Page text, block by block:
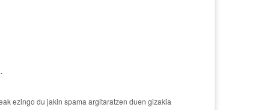
ezingo du jakin spama argitaratzen duen gizakia